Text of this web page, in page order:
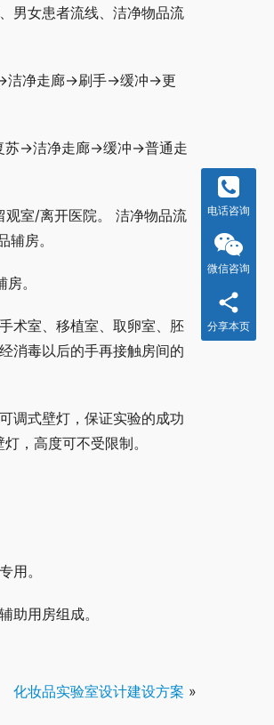
男女患者流线、洁净物品流
洁净走廊→刷手→缓冲→更
苏→洁净走廊→缓冲→普通走
室/离开医院。 洁净物品流
房。
。
术室、移植室、取卵室、胚
消毒以后的手再接触房间的
调式壁灯，保证实验的成功
，高度可不受限制。
用。
助用房组成。
化妆品实验室设计建设方案 »
电话咨询
微信咨询
分享本页